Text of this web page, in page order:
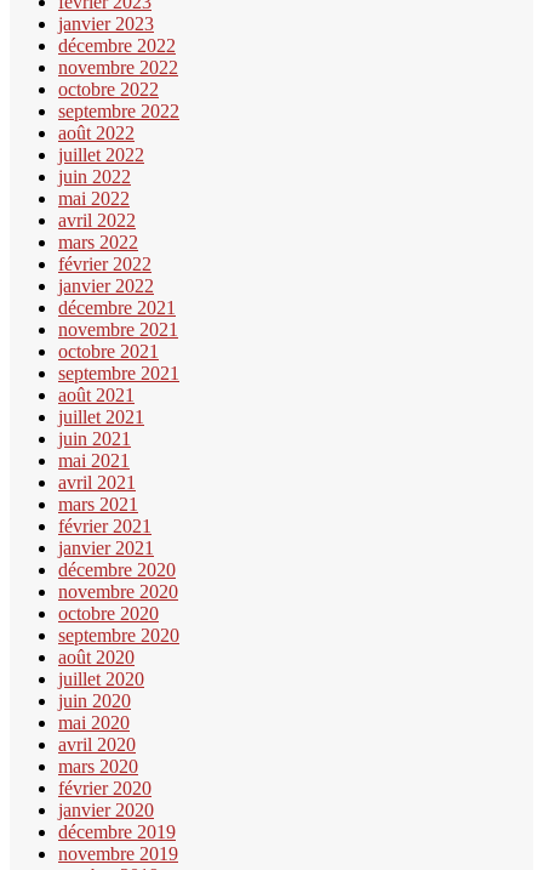
janvier 2023
décembre 2022
novembre 2022
octobre 2022
septembre 2022
août 2022
juillet 2022
juin 2022
mai 2022
avril 2022
mars 2022
février 2022
janvier 2022
décembre 2021
novembre 2021
octobre 2021
septembre 2021
août 2021
juillet 2021
juin 2021
mai 2021
avril 2021
mars 2021
février 2021
janvier 2021
décembre 2020
novembre 2020
octobre 2020
septembre 2020
août 2020
juillet 2020
juin 2020
mai 2020
avril 2020
mars 2020
février 2020
janvier 2020
décembre 2019
novembre 2019